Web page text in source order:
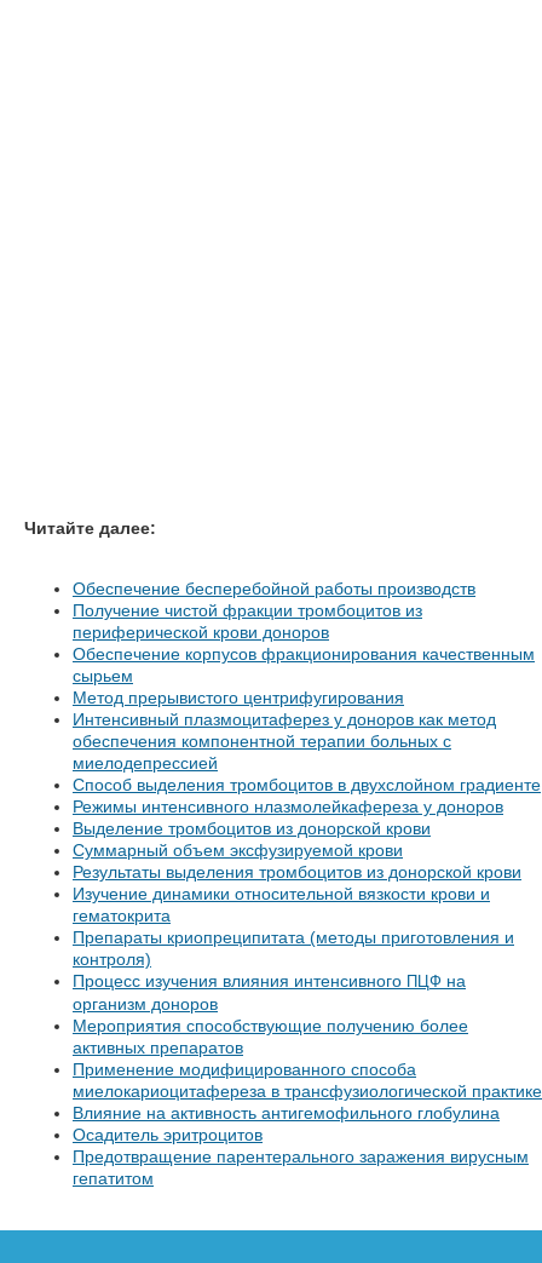
Читайте далее:
Обеспечение бесперебойной работы производств
Получение чистой фракции тромбоцитов из
периферической крови доноров
Обеспечение корпусов фракционирования качественным
сырьем
Метод прерывистого центрифугирования
Интенсивный плазмоцитаферез у доноров как метод
обеспечения компонентной терапии больных с
миелодепрессией
Способ выделения тромбоцитов в двухслойном градиенте
Режимы интенсивного нлазмолейкафереза у доноров
Выделение тромбоцитов из донорской крови
Суммарный объем эксфузируемой крови
Результаты выделения тромбоцитов из донорской крови
Изучение динамики относительной вязкости крови и
гематокрита
Препараты криопреципитата (методы приготовления и
контроля)
Процесс изучения влияния интенсивного
ПЦФ на
организм доноров
Мероприятия способствующие получению более
активных препаратов
Применение модифицированного способа
миелокариоцитафереза в трансфузиологической практике
Влияние на активность антигемофильного глобулина
Осадитель эритроцитов
Предотвращение парентерального заражения вирусным
гепатитом